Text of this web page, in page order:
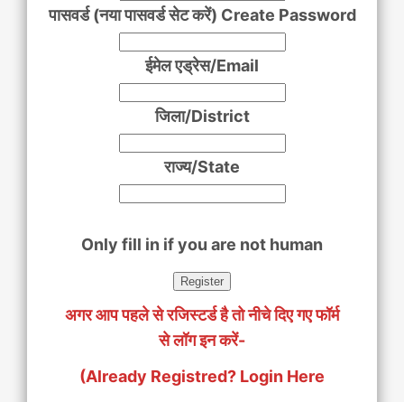
पासवर्ड (नया पासवर्ड सेट करें) Create Password
ईमेल एड्रेस/Email
जिला/District
राज्य/State
Only fill in if you are not human
अगर आप पहले से रजिस्टर्ड है तो नीचे दिए गए फॉर्म
से लॉग इन करें-
(Already Registred? Login Here